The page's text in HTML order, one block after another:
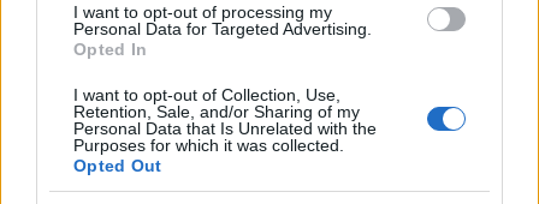
I want to opt-out of processing my
Personal Data for Targeted Advertising.
Opted In
I want to opt-out of Collection, Use,
Retention, Sale, and/or Sharing of my
Personal Data that Is Unrelated with the
Purposes for which it was collected.
Opted Out
Καλαμάτα: Κέντρο εκπαίδευσης πιλότων σε
09.01.2021 11:29